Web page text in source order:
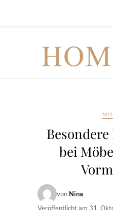
bei
von Nina
Veröffentlicht am 31.